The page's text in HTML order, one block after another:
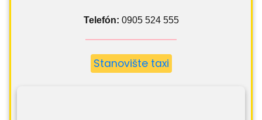
Telefón: 0905 524 555
Stanovište taxi